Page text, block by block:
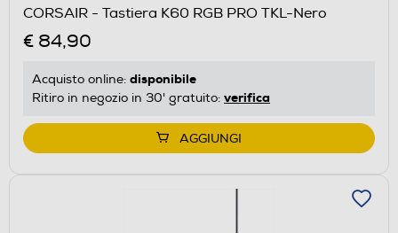
CORSAIR - Tastiera K60 RGB PRO TKL-Nero
€ 84,90
Acquisto online: disponibile
Ritiro in negozio in 30' gratuito: verifica
AGGIUNGI